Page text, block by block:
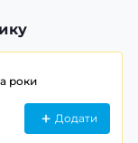
роки
Додати